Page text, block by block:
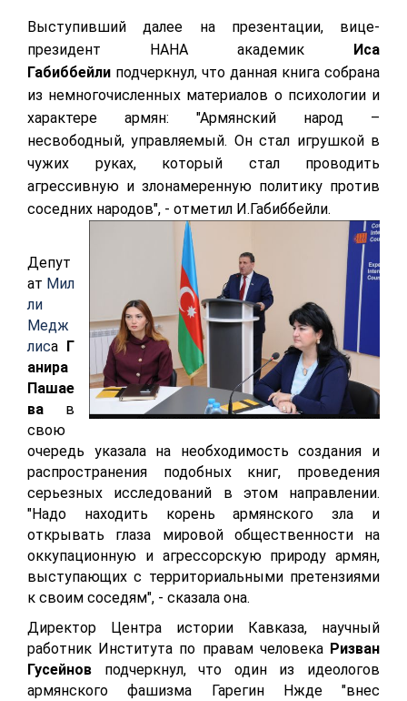
Выступивший далее на презентации, вице-
президент НАНА академик Иса
Габиббейли подчеркнул, что данная книга собрана
из немногочисленных материалов о психологии и
характере армян: "Армянский народ –
несвободный, управляемый. Он стал игрушкой в
чужих руках, который стал проводить
агрессивную и злонамеренную политику против
соседних народов", - отметил И.Габиббейли.
Депут
ат Мил
ли
Медж
лиса Г
анира
Пашае
ва в
свою
очередь указала на необходимость создания и
распространения подобных книг, проведения
серьезных исследований в этом направлении.
"Надо находить корень армянского зла и
открывать глаза мировой общественности на
оккупационную и агрессорскую природу армян,
выступающих с территориальными претензиями
к своим соседям", - сказала она.
Директор Центра истории Кавказа, научный
работник Института по правам человека Ризван
Гусейнов подчеркнул, что один из идеологов
армянского фашизма Гарегин Нжде "внес